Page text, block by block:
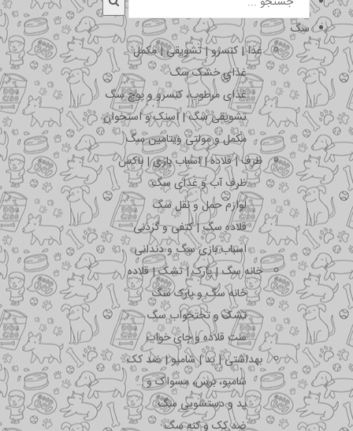
سگ
غذا | کنسرو | تشویقی | مکمل
غذای خشک سگ
غذای مرطوب، کنسرو و پوچ سگ
تشویقی سگ | اسنک و استخوان
مکمل و مولتی ویتامین سگ
ظرف | قلاده | اسباب بازی | باکس
ظرف آب و غذای سگ
لوازم حمل و نقل سگ
قلاده سگ | کتفی و گردنی
اسباب بازی سگ و دندانی
خانه سگ | پارک | تشک | قلاده
خانه سگ و پارک سگ
تشک و تختخواب سگ
ست قلاده و جای خواب
بهداشتی | پد | شامپو | ضد کک
شامپو، برس، مسواک و …
پد و دستشویی سگ
ضد کک و کنه سگ